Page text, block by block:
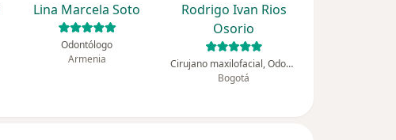
Lina Marcela Soto
Odontólogo
Armenia
Rodrigo Ivan Rios
Osorio
Cirujano maxilofacial, Odontólogo
Bogotá